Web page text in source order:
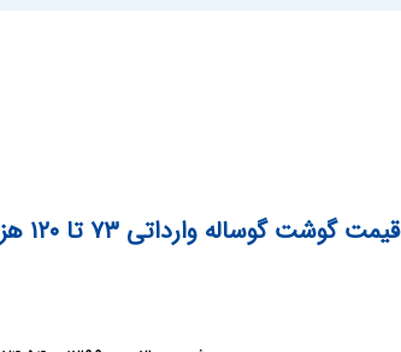
قیمت گوشت گوساله وارداتی ۷۳ تا ۱۲۰ هزار تومان تعیین شد